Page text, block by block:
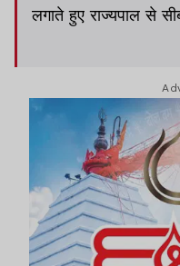
लगाते हुए राज्यपाल से